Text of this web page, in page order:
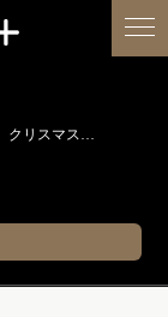
deco+（デコプラス）はプリザーブドフラワーから造花、クリスマス装飾、イルミネーションに至るまで扱う広島のディスプレイ専門ショップです。